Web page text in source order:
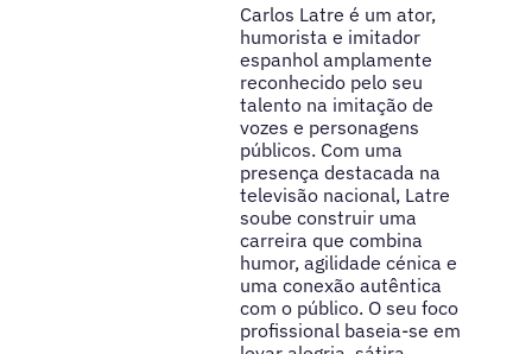
Carlos Latre é um ator,
humorista e imitador
espanhol amplamente
reconhecido pelo seu
talento na imitação de
vozes e personagens
públicos. Com uma
presença destacada na
televisão nacional, Latre
soube construir uma
carreira que combina
humor, agilidade cénica e
uma conexão autêntica
com o público. O seu foco
profissional baseia-se em